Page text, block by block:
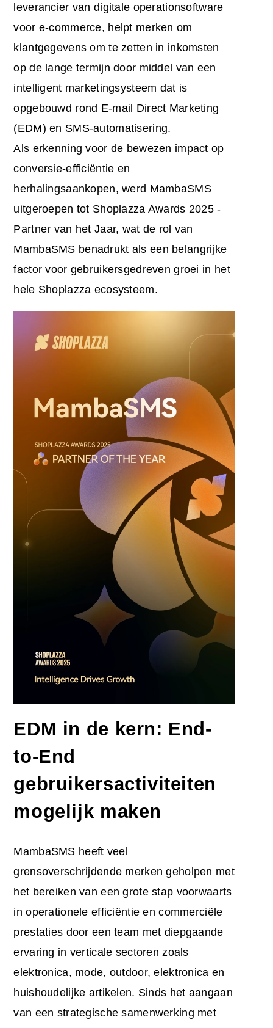
leverancier van digitale operationsoftware
voor e-commerce, helpt merken om
klantgegevens om te zetten in inkomsten
op de lange termijn door middel van een
intelligent marketingsysteem dat is
opgebouwd rond E-mail Direct Marketing
(EDM) en SMS-automatisering.
Als erkenning voor de bewezen impact op
conversie-efficiëntie en
herhalingsaankopen, werd MambaSMS
uitgeroepen tot Shoplazza Awards 2025 -
Partner van het Jaar, wat de rol van
MambaSMS benadrukt als een belangrijke
factor voor gebruikersgedreven groei in het
hele Shoplazza ecosysteem.
EDM in de kern: End-
to-End
gebruikersactiviteiten
mogelijk maken
MambaSMS heeft veel
grensoverschrijdende merken geholpen met
het bereiken van een grote stap voorwaarts
in operationele efficiëntie en commerciële
prestaties door een team met diepgaande
ervaring in verticale sectoren zoals
elektronica, mode, outdoor, elektronica en
huishoudelijke artikelen. Sinds het aangaan
van een strategische samenwerking met